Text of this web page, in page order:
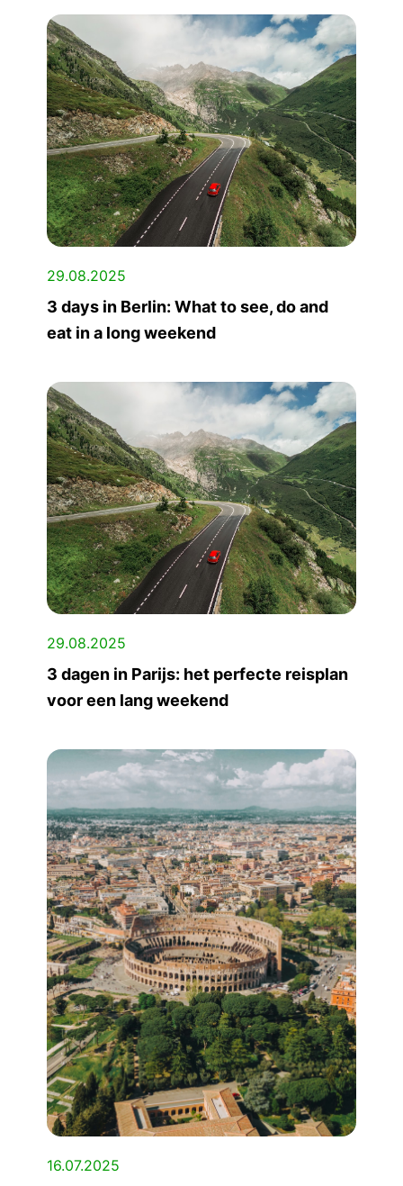
29.08.2025
3 days in Berlin: What to see, do and
eat in a long weekend
29.08.2025
3 dagen in Parijs: het perfecte reisplan
voor een lang weekend
16.07.2025